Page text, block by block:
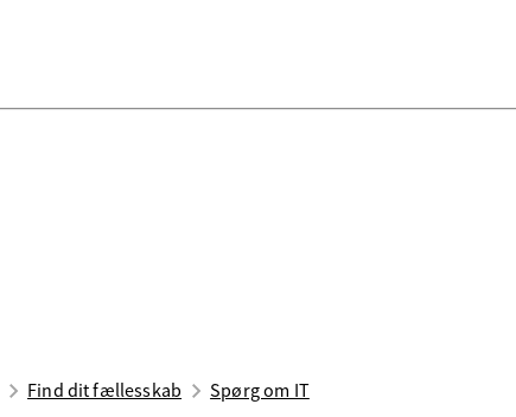
Find dit fællesskab Spørg om IT